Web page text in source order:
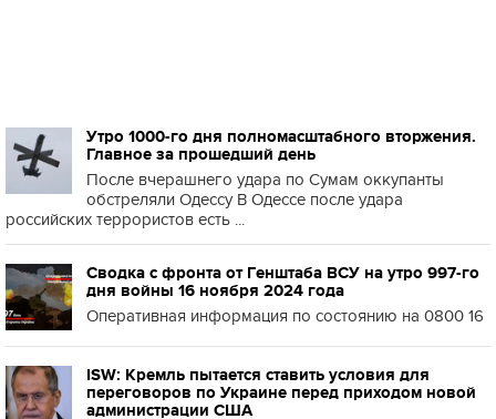
Утро 1000-го дня полномасштабного вторжения.
Главное за прошедший день
После вчерашнего удара по Сумам оккупанты
обстреляли Одессу В Одессе после удара
российских террористов есть ...
Сводка с фронта от Генштаба ВСУ на утро 997-го
дня войны 16 ноября 2024 года
Оперативная информация по состоянию на 0800 16
ISW: Кремль пытается ставить условия для
переговоров по Украине перед приходом новой
администрации США